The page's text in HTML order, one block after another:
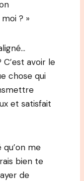
? »
avoir le
chose qui
et satisfait
qu’on me
bien te
de